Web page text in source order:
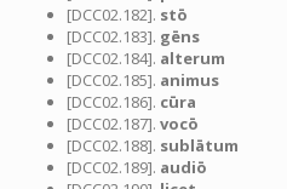
[DCC02.182]. stō
[DCC02.183]. gēns
[DCC02.184]. alterum
[DCC02.185]. animus
[DCC02.186]. cūra
[DCC02.187]. vocō
[DCC02.188]. sublātum
[DCC02.189]. audiō